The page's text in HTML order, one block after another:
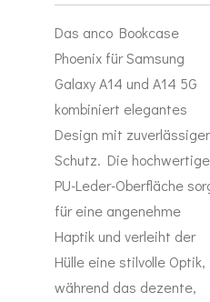
Das anco Bookcase
Phoenix für Samsung
Galaxy A14 und A14 5G
kombiniert elegantes
Design mit
Schutz. Die hochwertige
PU-Leder-Oberfläche
für eine angenehme
Haptik und verleiht der
Hülle eine stilvolle Optik,
während das dezente,